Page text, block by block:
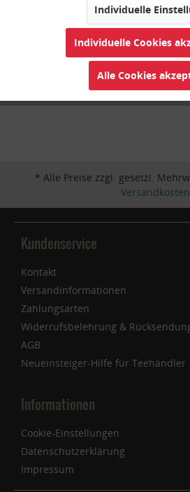
Himmlische Rote
* Alle Preise zzgl. gesetzl.
Versandkosten
Kundenservice
Kontakt
Versandinformationen
Zahlungsarten
Widerrufsbelehrung &
AGB
Neueinsteiger-Hilfe für Teehändler
Informationen
Cookie-Einstellungen
Datenschutzerklärung
Impressum
Personalisierung
Individuelle
Individuelle Cookies
Alle Cookies